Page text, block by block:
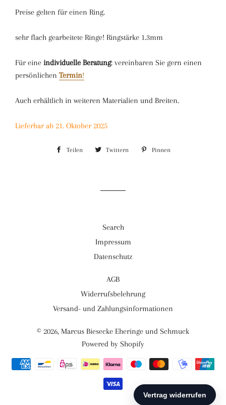
Preise gelten für einen Ring.
sehr flach gearbeitete Ringe! Ringstärke 1.3mm
Für eine individuelle Beratung: vereinbaren Sie gern einen
persönlichen Termin!
Auch erhältlich in weiteren Materialien und Breiten.
Lieferbar ab 21. Oktober 2025
Teilen Auf Twittern Auf Pinnen
Search
Impressum
Datenschutz
AGB
Widerrufsbelehrung
Versand- und Zahlungsinformationen
© 2026, Marcus Biesecke Eheringe und Schmuck
Powered by Shopify
Zahlungsarten